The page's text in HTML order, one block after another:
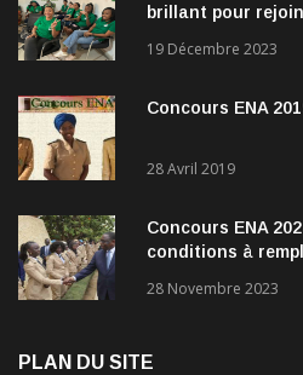
brillant pour
19 Décembre 2023
Concours ENA
28 Avril 2019
Concours ENA
conditions à
28 Novembre 2023
PLAN DU SITE